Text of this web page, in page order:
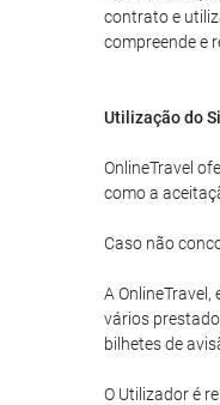
contrato e
compreende e
Utilização do
OnlineTravel
como a
Caso não
A
vários
bilhetes de
O Utilizador é